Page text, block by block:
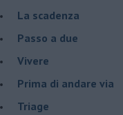
La scadenza
Passo a due
Vivere
Prima di andare via
Triage